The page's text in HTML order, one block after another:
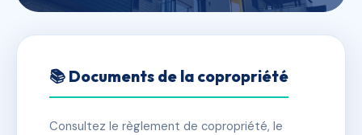
LES TERRASSES
50120 Cherbourg-en-Cotentin
📚 Documents de la copropriété
Consultez le règlement de copropriété, le